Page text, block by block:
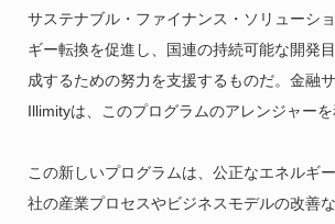
サステナブル・ファイナンス・ソリューシ
ギー転換を促進し、国連の持続可能な開発
成するための努力を支援するものだ。金融
Illimityは、このプログラムのアレンジャーを
この新しいプログラムは、公正なエネルギ
社の産業プロセスやビジネスモデルの改善